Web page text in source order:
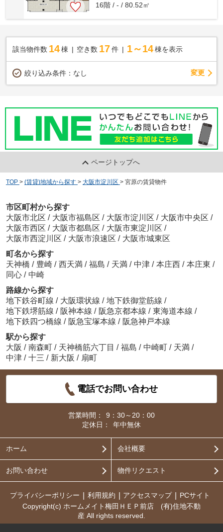
16階 / - / 80.52㎡
該当物件数 14棟 空き数 17 件 1～14 棟を表示
絞り込み条件： なし 変更
ページトップへ
TOP > (賃貸)地域から探す > 大阪市淀川区 > 宮原の賃貸物件
市区町村から探す
大阪市北区 / 大阪市福島区 / 大阪市淀川区 / 大阪市中央区 /
大阪市西区 / 大阪市都島区 / 大阪市東淀川区 /
大阪市西淀川区 / 大阪市浪速区 / 大阪市城東区
町名から探す
天神橋 / 豊崎 / 西天満 / 福島 / 天満 / 中津 / 本庄西 / 本庄東 /
同心 / 中崎
路線から探す
地下鉄谷町線 / 大阪環状線 / 地下鉄御堂筋線 /
地下鉄堺筋線 / 阪神本線 / 阪急京都本線 / 東海道本線 /
地下鉄四つ橋線 / 阪急宝塚本線 / 阪急神戸本線
駅から探す
大阪 / 南森町 / 天神橋筋六丁目 / 福島 / 中崎町 / 天満 /
中津 / 十三 / 新大阪 / 扇町
電話でお問い合わせ
営業時間：
9：30～20：00
定休日：
年中無休
ホーム 会社概要
お問い合わせ 物件リクエスト
プライバシーポリシー 利用規約 アクセスマップ
PCサイト
Copyright(c) ホームメイト梅田ＨＥＰ前店 (有)住地不動
産 All rights reserved.